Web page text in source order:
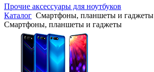
Прочие аксессуары для ноутбуков
Каталог Смартфоны, планшеты и гаджеты
Смартфоны, планшеты и гаджеты